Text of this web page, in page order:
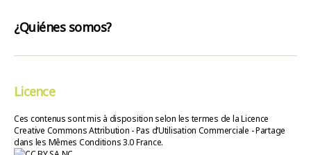
¿Quiénes somos?
Licence
Ces contenus sont mis à disposition selon les termes de la Licence
Creative Commons Attribution - Pas d’Utilisation Commerciale - Partage
dans les Mêmes Conditions 3.0 France.